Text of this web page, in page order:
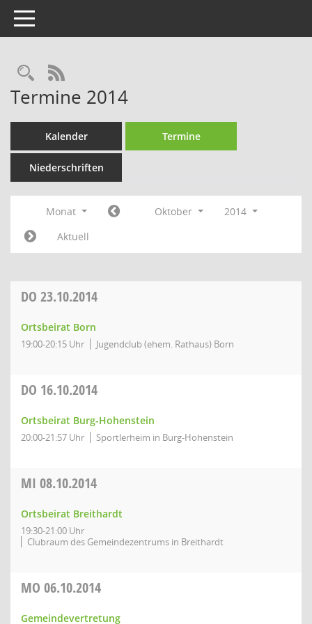
Toggle navigation
Rechercheauswahl
RSS-Feed
Termine 2014
Kalender Termine
Niederschriften
Monat Oktober
2014
Aktuell
DO 23.10.2014
Ortsbeirat Born
19:00-20:15 Uhr Jugendclub (ehem. Rathaus) Born
DO 16.10.2014
Ortsbeirat Burg-Hohenstein
20:00-21:57 Uhr Sportlerheim in Burg-Hohenstein
MI 08.10.2014
Ortsbeirat Breithardt
19:30-21:00 Uhr
Clubraum des Gemeindezentrums in Breithardt
MO 06.10.2014
Gemeindevertretung